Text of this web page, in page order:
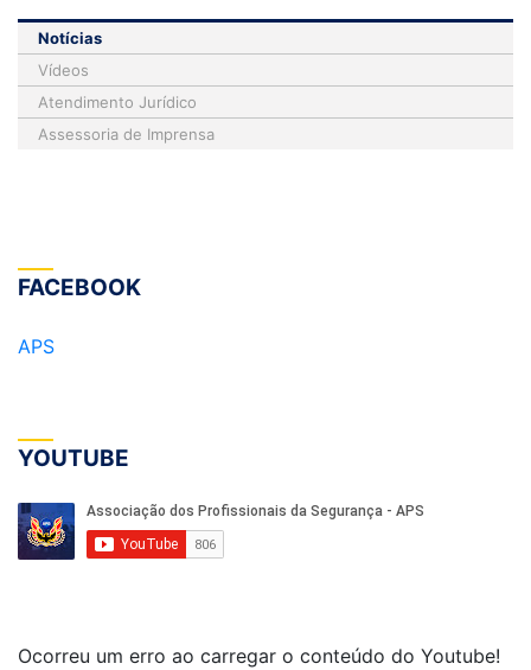
Notícias
Vídeos
Atendimento Jurídico
Assessoria de Imprensa
FACEBOOK
APS
YOUTUBE
Ocorreu um erro ao carregar o conteúdo do Youtube!